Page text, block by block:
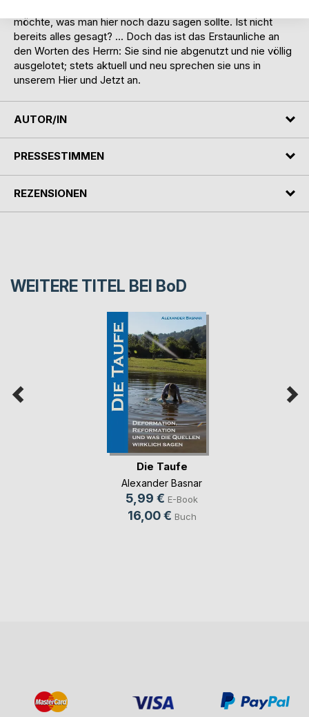
möchte, was man hier noch dazu sagen sollte. Ist nicht
bereits alles gesagt? ... Doch das ist das Erstaunliche an
den Worten des Herrn: Sie sind nie abgenutzt und nie völlig
ausgelotet; stets aktuell und neu sprechen sie uns in
unserem Hier und Jetzt an.
AUTOR/IN
PRESSESTIMMEN
REZENSIONEN
WEITERE TITEL BEI BoD
Die Taufe
Alexander Basnar
5,99 € E-Book
16,00 € Buch